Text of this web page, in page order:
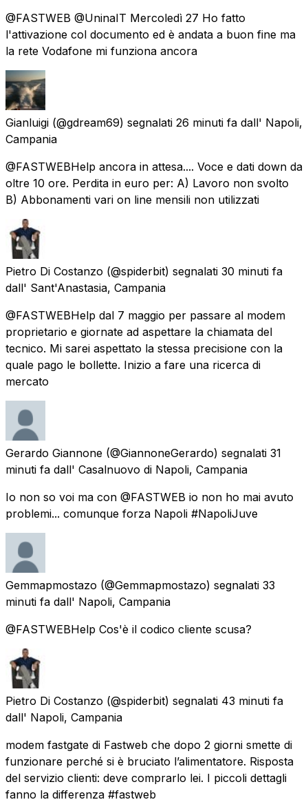
@FASTWEB @UninaIT Mercoledì 27 Ho fatto
l'attivazione col documento ed è andata a buon fine ma
la rete Vodafone mi funziona ancora
Gianluigi (@gdream69) segnalati 26 minuti fa dall' Napoli,
Campania
@FASTWEBHelp ancora in attesa.... Voce e dati down da
oltre 10 ore. Perdita in euro per: A) Lavoro non svolto
B) Abbonamenti vari on line mensili non utilizzati
Pietro Di Costanzo (@spiderbit) segnalati 30 minuti fa
dall' Sant'Anastasia, Campania
@FASTWEBHelp dal 7 maggio per passare al modem
proprietario e giornate ad aspettare la chiamata del
tecnico. Mi sarei aspettato la stessa precisione con la
quale pago le bollette. Inizio a fare una ricerca di
mercato
Gerardo Giannone (@GiannoneGerardo) segnalati 31
minuti fa dall' Casalnuovo di Napoli, Campania
Io non so voi ma con @FASTWEB io non ho mai avuto
problemi... comunque forza Napoli #NapoliJuve
Gemmapmostazo (@Gemmapmostazo) segnalati 33
minuti fa dall' Napoli, Campania
@FASTWEBHelp Cos'è il codico cliente scusa?
Pietro Di Costanzo (@spiderbit) segnalati 43 minuti fa
dall' Napoli, Campania
modem fastgate di Fastweb che dopo 2 giorni smette di
funzionare perché si è bruciato l’alimentatore. Risposta
del servizio clienti: deve comprarlo lei. I piccoli dettagli
fanno la differenza #fastweb